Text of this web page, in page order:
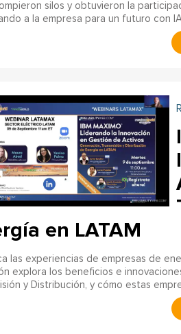
silos y obtuvieron la
a la empresa para un futuro con
en LATAM
las experiencias de empresas de
explora los beneficios e
y Distribución, y cómo estas